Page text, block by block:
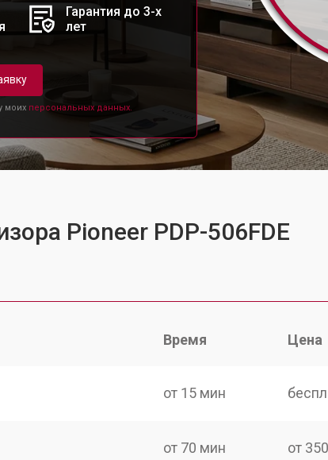
Гарантия до 3-х
лет
моих персональных данных.
Pioneer PDP-506FDE
Время Цена
от 15 мин
от 70 мин от